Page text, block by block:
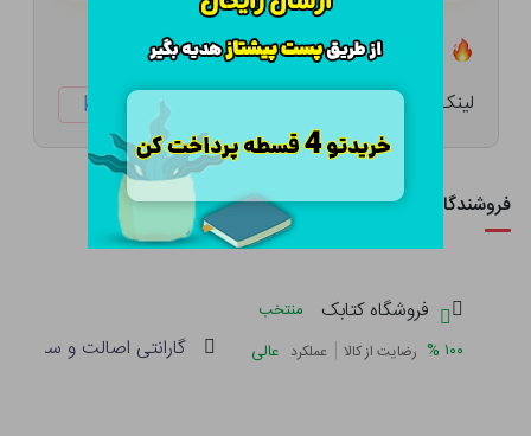
لینک کوتاه: ketabtala.com/sbp-49593
فروشندگان این کالا
فروشگاه کتابک
منتخب
۱۰۰ % رضایت از کالا | عملکرد عالی گارانتی اصالت و سلامت